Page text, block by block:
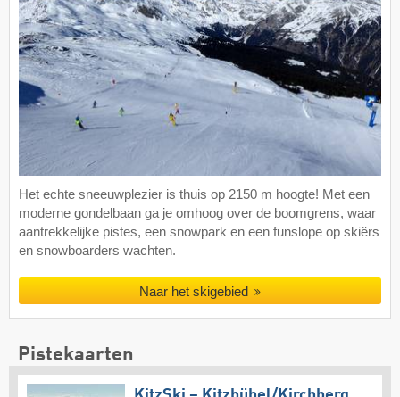
Het echte sneeuwplezier is thuis op 2150 m hoogte! Met een
moderne gondelbaan ga je omhoog over de boomgrens, waar
aantrekkelijke pistes, een snowpark en een funslope op skiërs
en snowboarders wachten.
Naar het skigebied
Pistekaarten